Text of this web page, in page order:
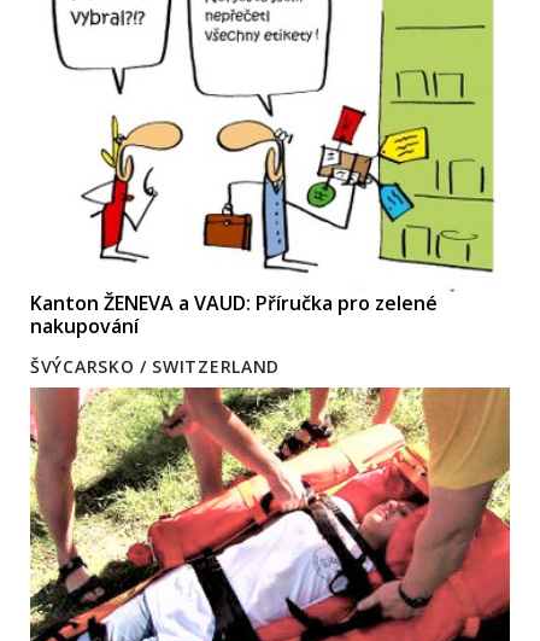
Kanton ŽENEVA a VAUD: Příručka pro zelené
nakupování
ŠVÝCARSKO / SWITZERLAND